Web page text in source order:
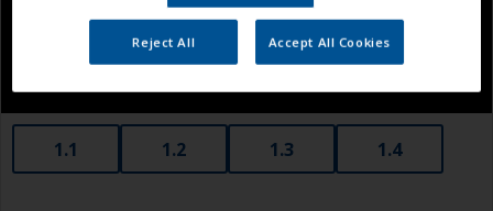
1.1 1.2 1.3 1.4
Reject All Accept All Cookies